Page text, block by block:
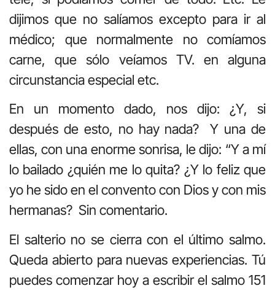
dijimos que no salíamos excepto para ir al
médico; que normalmente no comíamos
carne, que sólo veíamos TV. en alguna
circunstancia especial etc.
En un momento dado, nos dijo: ¿Y, si
después de esto, no hay nada? Y una de
ellas, con una enorme sonrisa, le dijo: “Y a mí
lo bailado ¿quién me lo quita? ¿Y lo feliz que
yo he sido en el convento con Dios y con mis
hermanas? Sin comentario.
El salterio no se cierra con el último salmo.
Queda abierto para nuevas experiencias. Tú
puedes comenzar hoy a escribir el salmo 151